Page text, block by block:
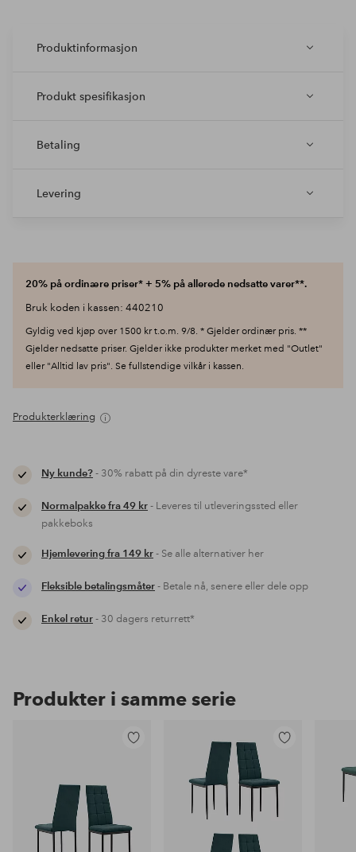
Produktinformasjon
Produkt spesifikasjon
Betaling
Levering
20% på ordinære priser* + 5% på allerede nedsatte varer**.
Bruk koden i kassen: 440210
Gyldig ved kjøp over 1500 kr t.o.m. 9/8. * Gjelder ordinær pris. **
Gjelder nedsatte priser. Gjelder ikke produkter merket med "Outlet"
eller "Alltid lav pris". Se fullstendige vilkår i kassen.
Produkterklæring
Ny kunde?- 30% rabatt på din dyreste vare*
Normalpakke fra 49 kr- Leveres til utleveringssted eller
pakkeboks
Hjemlevering fra 149 kr- Se alle alternativer her
Fleksible betalingsmåter- Betale nå, senere eller dele opp
Enkel retur- 30 dagers returrett*
Produkter i samme serie